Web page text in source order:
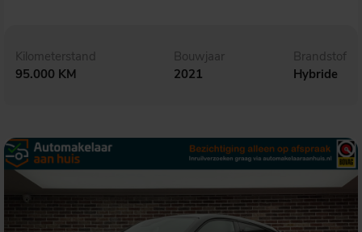
Kilometerstand
95.000 KM
Bouwjaar
2021
Brandstof
Hybride